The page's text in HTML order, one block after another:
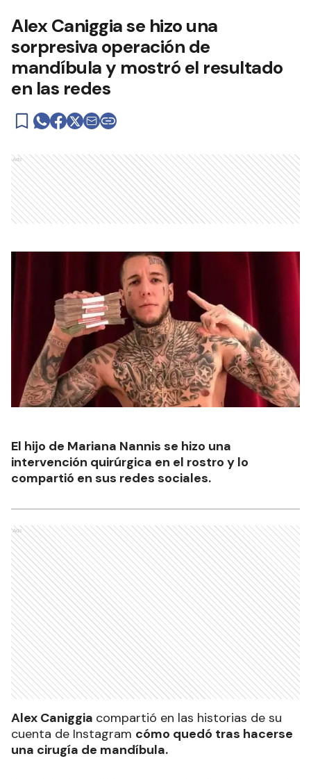
Alex Caniggia se hizo una
sorpresiva operación de
mandíbula y mostró el resultado
en las redes
Ads
El hijo de Mariana Nannis se hizo una
intervención quirúrgica en el rostro y lo
compartió en sus redes sociales.
Ads
Alex Caniggia compartió en las historias de su
cuenta de Instagram cómo quedó tras hacerse
una cirugía de mandíbula.